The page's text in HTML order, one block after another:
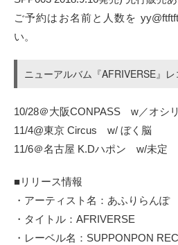
ご予約はお名前と人数を
い。
ニューアルバム『AFRIVERSE』レ
10/28＠大阪CONPASS w／オシ
11/4@東京 Circus w/ ぼく脳
11/6＠名古屋 K.Dハポン w/未定
■リリース情報
・アーティスト名：あふりらんぽ
・タイトル：AFRIVERSE
・レーベル名：SUPPONPON